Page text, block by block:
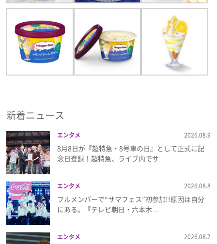
新着ニュース
エンタメ 2026.08.9
8月8日が『超特急・8号車の日』として正式に記
念日登録！超特急、ライブ内でサ…
エンタメ 2026.08.8
フルメンバーで“サマフェス”初参加!!原因は自分
にある。『テレビ朝日・六本木…
エンタメ 2026.08.7